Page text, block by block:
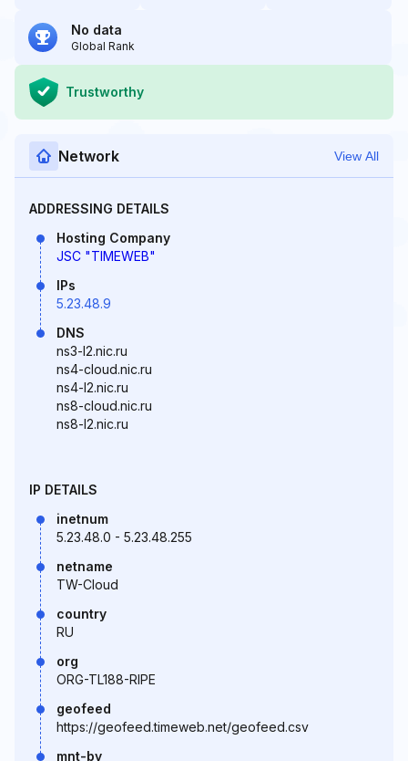
No data
Global Rank
Trustworthy
Network View All
ADDRESSING DETAILS
Hosting Company
JSC "TIMEWEB"
IPs
5.23.48.9
DNS
ns3-l2.nic.ru
ns4-cloud.nic.ru
ns4-l2.nic.ru
ns8-cloud.nic.ru
ns8-l2.nic.ru
IP DETAILS
inetnum
5.23.48.0 - 5.23.48.255
netname
TW-Cloud
country
RU
org
ORG-TL188-RIPE
geofeed
https://geofeed.timeweb.net/geofeed.csv
mnt-by